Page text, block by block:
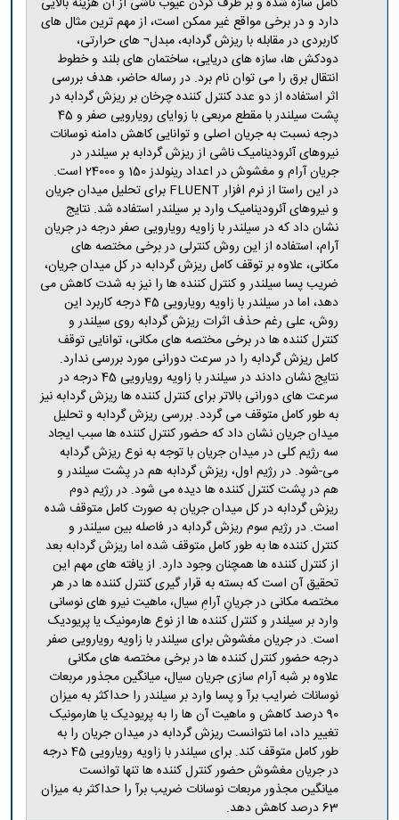
بنیاد
ملی
نخبگان
شرکت
های
دانش
بنیان
آئین
نامه
نامه
های
پژوهشی
فرم
های
پژوهشی
دارد و در برخی مواقع غیر ممکن است، از مهم ترین مثال های
کاربردی در مقابله با ریزش گردابه، مبدل¬ های حرارتی،
دودکش ها، سازه های دریایی، ساختمان های بلند و خطوط
انتقال برق را می توان نام برد. در رساله حاضر، هدف بررسی
اثر استفاده از دو عدد کنترل کننده چرخان بر ریزش گردابه در
پشت سیلندر با مقطع مربعی با زوایای رویارویی صفر و 45
درجه نسبت به جریان اصلی و توانایی کاهش دامنه نوسانات
نیروهای آئرودینامیک ناشی از ریزش گردابه بر سیلندر در
جریان آرام و مغشوش در اعداد رینولدز 150 و 24000 است.
در این راستا از نرم افزار FLUENT برای تحلیل میدان جریان
و نیروهای آئرودینامیک وارد بر سیلندر استفاده شد. نتایج
نشان داد که در سیلندر با زاویه رویارویی صفر درجه در جریان
آرام، استفاده از این روش کنترلی در برخی مختصه های
مکانی، علاوه بر توقف کامل ریزش گردابه در کل میدان جریان،
ضریب پسا سیلندر و کنترل کننده ها را نیز به شدت کاهش می
دهد، اما در سیلندر با زاویه رویارویی 45 درجه کاربرد این
روش، علی رغم حذف اثرات ریزش گردابه روی سیلندر و
کنترل کننده ها در برخی مختصه های مکانی، توانایی توقف
کامل ریزش گردابه را در سرعت دورانی مورد بررسی ندارد.
نتایج نشان دادند در سیلندر با زاویه رویارویی 45 درجه در
سرعت های دورانی بالاتر برای کنترل کننده ها ریزش گردابه نیز
به طور کامل متوقف می گردد. بررسی ریزش گردابه و تحلیل
میدان جریان نشان داد که حضور کنترل کننده ها سبب ایجاد
سه رژیم کلی در میدان جریان با توجه به نوع ریزش گردابه
می-شود. در رژیم اول، ریزش گردابه هم در پشت سیلندر و
هم در پشت کنترل کننده ها دیده می شود. در رژیم دوم
ریزش گردابه در کل میدان جریان به صورت کامل متوقف شده
است. در رژیم سوم ریزش گردابه در فاصله بین سیلندر و
کنترل کننده ها به طور کامل متوقف شده اما ریزش گردابه بعد
از کنترل کننده ها همچنان وجود دارد. از یافته های مهم این
تحقیق آن است که بسته به قرار گیری کنترل کننده ها در هر
مختصه مکانی در جریانِ آرامِ سیال، ماهیت نیرو های نوسانی
وارد بر سیلندر و کنترل کننده ها از نوع هارمونیک یا پریودیک
است. در جریان مغشوش برای سیلندر با زاویه رویارویی صفر
درجه حضور کنترل کننده ها در برخی مختصه های مکانی
علاوه بر شبه آرام سازی جریان سیال، میانگین مجذور مربعات
نوسانات ضرایب برآ و پسا وارد بر سیلندر را حداکثر به میزان
90 درصد کاهش و ماهیت آن ها را به پریودیک یا هارمونیک
تغییر داد، اما نتوانست ریزش گردابه در میدان جریان را به
طور کامل متوقف کند. برای سیلندر با زاویه رویارویی 45 درجه
در جریان مغشوش حضور کنترل کننده ها تنها توانست
میانگین مجذور مربعات نوسانات ضریب برآ را حداکثر به میزان
63 درصد کاهش دهد.